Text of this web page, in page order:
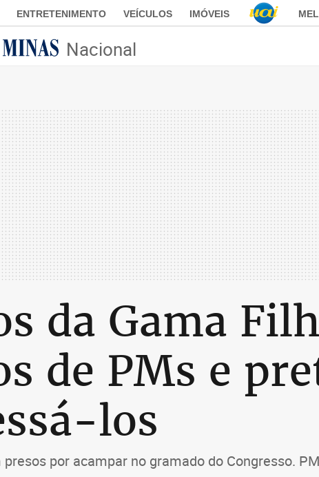
ENTRETENIMENTO VEÍCULOS IMÓVEIS
Nacional
da Gama
de PMs e
los
por acampar no gramado do Congresso.